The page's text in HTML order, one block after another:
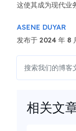
这使其成为现代业
ASENE DUYAR
发布于 2024 年 8
相关文